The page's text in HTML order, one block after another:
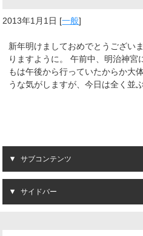
2013年1月1日 [一般]
新年明けましておめでとうござい
りますように。 午前中、明治神宮
もは午後から行っていたからか大
うな気がしますが、今日は全く並
サブコンテンツ
サイドバー